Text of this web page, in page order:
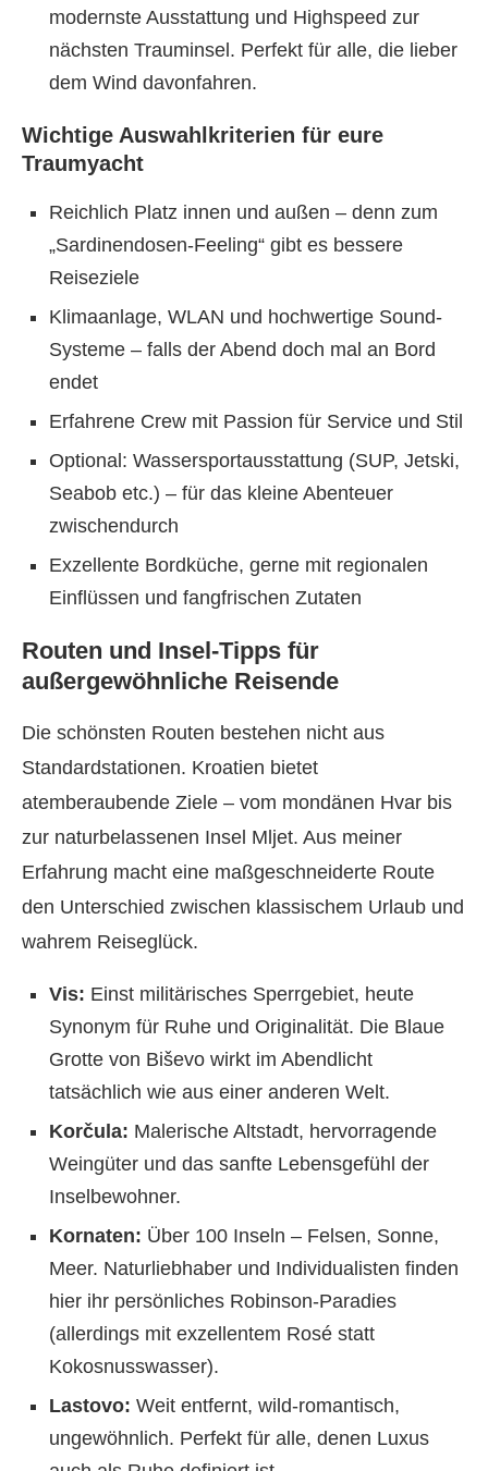
modernste Ausstattung und Highspeed zur
nächsten Trauminsel. Perfekt für alle, die lieber
dem Wind davonfahren.
Wichtige Auswahlkriterien für eure
Traumyacht
Reichlich Platz innen und außen – denn zum
„Sardinendosen-Feeling“ gibt es bessere
Reiseziele
Klimaanlage, WLAN und hochwertige Sound-
Systeme – falls der Abend doch mal an Bord
endet
Erfahrene Crew mit Passion für Service und Stil
Optional: Wassersportausstattung (SUP, Jetski,
Seabob etc.) – für das kleine Abenteuer
zwischendurch
Exzellente Bordküche, gerne mit regionalen
Einflüssen und fangfrischen Zutaten
Routen und Insel-Tipps für
außergewöhnliche Reisende
Die schönsten Routen bestehen nicht aus
Standardstationen. Kroatien bietet
atemberaubende Ziele – vom mondänen Hvar bis
zur naturbelassenen Insel Mljet. Aus meiner
Erfahrung macht eine maßgeschneiderte Route
den Unterschied zwischen klassischem Urlaub und
wahrem Reiseglück.
Vis: Einst militärisches Sperrgebiet, heute
Synonym für Ruhe und Originalität. Die Blaue
Grotte von Biševo wirkt im Abendlicht
tatsächlich wie aus einer anderen Welt.
Korčula: Malerische Altstadt, hervorragende
Weingüter und das sanfte Lebensgefühl der
Inselbewohner.
Kornaten: Über 100 Inseln – Felsen, Sonne,
Meer. Naturliebhaber und Individualisten finden
hier ihr persönliches Robinson-Paradies
(allerdings mit exzellentem Rosé statt
Kokosnusswasser).
Lastovo: Weit entfernt, wild-romantisch,
ungewöhnlich. Perfekt für alle, denen Luxus